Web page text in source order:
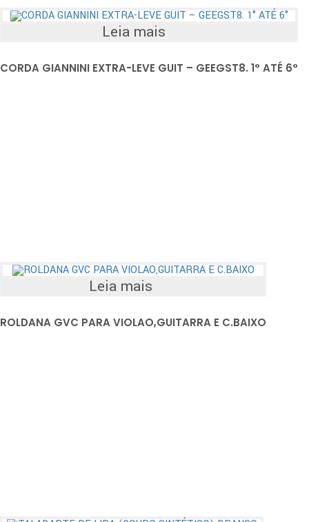
Leia mais
CORDA GIANNINI EXTRA-LEVE GUIT – GEEGST8. 1° ATÉ 6°
Leia mais
ROLDANA GVC PARA VIOLAO,GUITARRA E C.BAIXO